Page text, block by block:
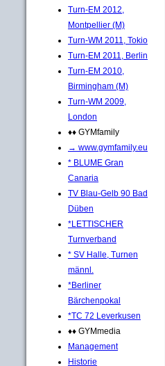
Turn-EM 2012,
Montpellier (M)
Turn-WM 2011, Tokio
Turn-EM 2011, Berlin
Turn-EM 2010,
Birmingham (M)
Turn-WM 2009,
London
♦♦ GYMfamily
→ www.gymfamily.eu
* BLUME Gran
Canaria
TV Blau-Gelb 90 Bad
Düben
*LETTISCHER
Turnverband
* SV Halle, Turnen
männl.
*Berliner
Bärchenpokal
*TC 72 Leverkusen
♦♦ GYMmedia
Management
Historie